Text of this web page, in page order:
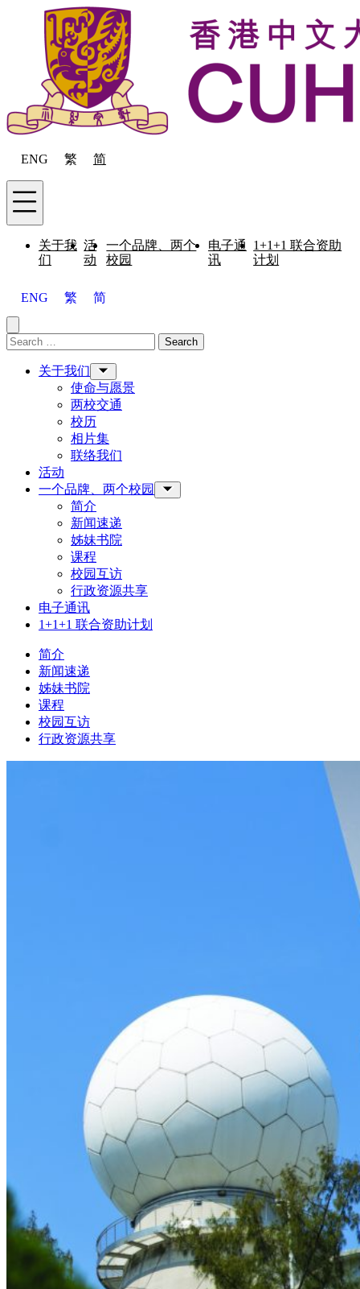
Skip to content
ENG 繁 简
Menu
关于我
们
活
动
一个品牌、两个
校园
电子通
讯
1+1+1 联合资助
计划
ENG 繁 简
Close menu
Search for: Search
关于我们
使命与愿景
两校交通
校历
相片集
联络我们
活动
一个品牌、两个校园
简介
新闻速递
姊妹书院
课程
校园互访
行政资源共享
电子通讯
1+1+1 联合资助计划
简介
新闻速递
姊妹书院
课程
校园互访
行政资源共享